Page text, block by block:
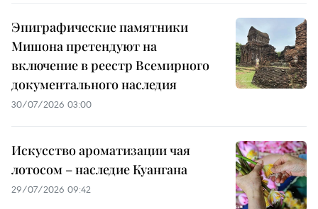
Эпиграфические памятники
Мишона претендуют на
включение в реестр Всемирного
документального наследия
30/07/2026 03:00
Искусство ароматизации чая
лотосом – наследие Куангана
29/07/2026 09:42